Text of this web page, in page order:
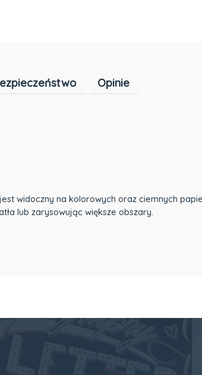
Opinie
widoczny na kolorowych oraz ciemnych
lub zarysowując większe obszary.